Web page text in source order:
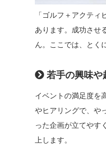
「ゴルフ＋アクテ
あります。成功させ
ん。ここでは、とく
若手の興味や
イベントの満足度を
やヒアリングで、や
った企画が立てやす
上します。